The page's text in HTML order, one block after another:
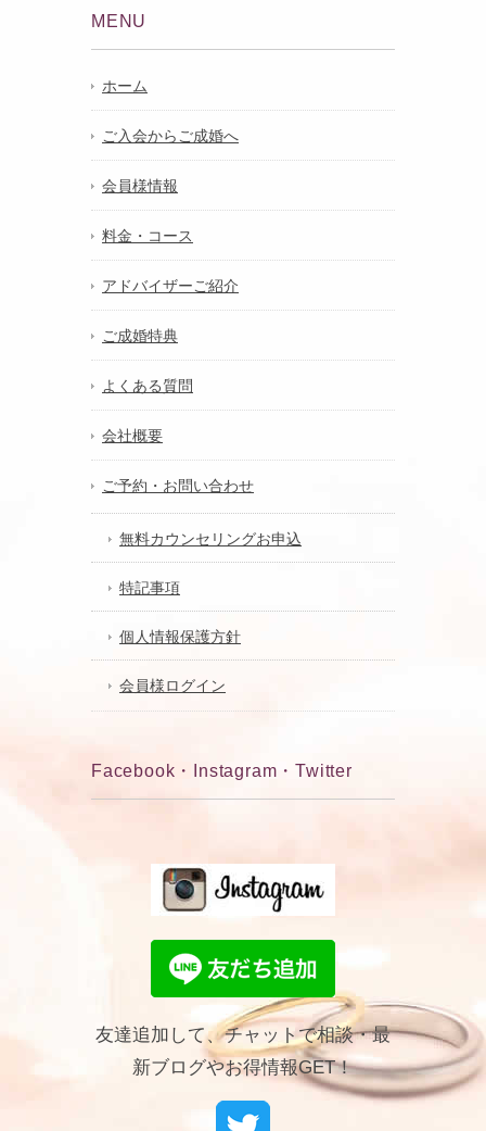
MENU
ホーム
ご入会からご成婚へ
会員様情報
料金・コース
アドバイザーご紹介
ご成婚特典
よくある質問
会社概要
ご予約・お問い合わせ
無料カウンセリングお申込
特記事項
個人情報保護方針
会員様ログイン
Facebook・Instagram・Twitter
友達追加して、チャットで相談・最
新ブログやお得情報GET！